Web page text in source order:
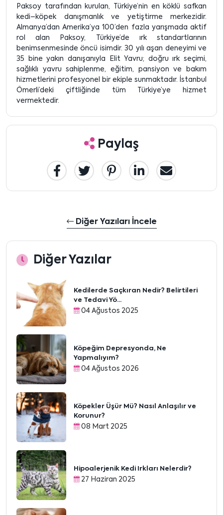
Paksoy tarafından kurulan, Türkiye’nin en köklü safkan
kedi–köpek danışmanlık ve yetiştirme merkezidir.
Almanya’dan Amerika’ya 100’den fazla yarışmada aktif
rol alan Paksoy, Türkiye’de ırk standartlarının
benimsenmesinde öncü isimdir. 30 yılı aşan deneyimi ve
35 bine yakın danışanıyla Elit Yavru; doğru ırk seçimi,
sağlıklı yavru sahiplenme, eğitim, pansiyon ve bakım
hizmetlerini profesyonel bir ekiple sunmaktadır. İstanbul
Ömerli’deki çiftliğinde tüm Türkiye’ye hizmet
vermektedir.
Paylaş
Diğer Yazıları İncele
Diğer Yazılar
Kedilerde Saçkıran Nedir? Belirtileri
ve Tedavi Yö...
04 Ağustos 2025
Köpeğim Depresyonda, Ne
Yapmalıyım?
04 Ağustos 2026
Köpekler Üşür Mü? Nasıl Anlaşılır ve
Korunur?
08 Mart 2025
Hipoalerjenik Kedi Irkları Nelerdir?
27 Haziran 2025